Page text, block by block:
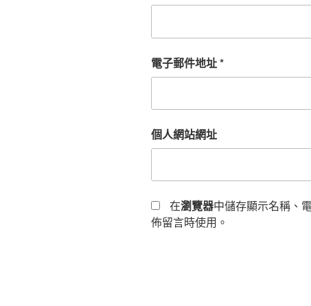
電子郵件地址*
個人網站網址
在瀏覽器中儲存顯示名稱、
佈留言時使用。